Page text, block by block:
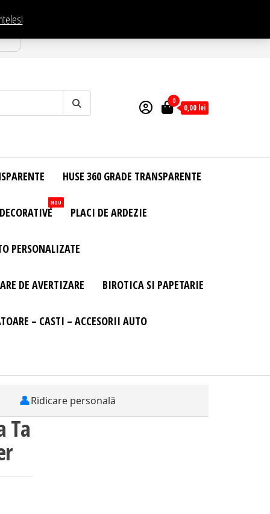
0
0,00 lei
HUSE 360 GRADE TRANSPARENTE
NOU
PLACI DE ARDEZIE
PERSONALIZATE
DE AVERTIZARE BIROTICA SI PAPETARIE
– CASTI – ACCESORII AUTO
👤Ridicare personală
Ta